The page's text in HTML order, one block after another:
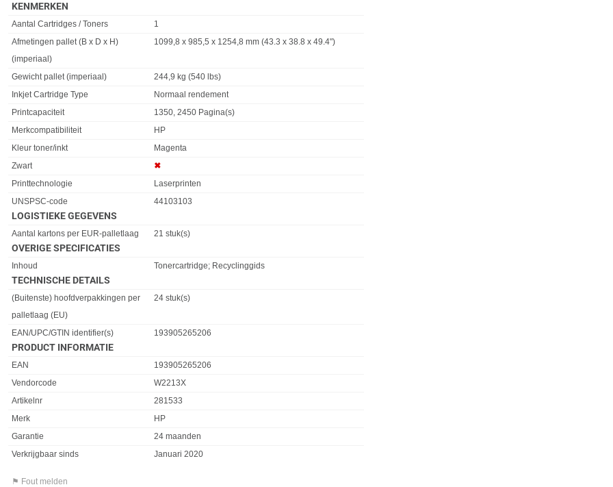
KENMERKEN
Eigenschap Waarde
Aantal Cartridges / Toners
1
Afmetingen pallet (B x D x H)
(imperiaal)
1099,8 x 985,5 x 1254,8 mm (43.3 x 38.8 x 49.4")
Gewicht pallet (imperiaal)
244,9 kg (540 lbs)
Inkjet Cartridge Type
Normaal rendement
Printcapaciteit
1350, 2450 Pagina(s)
Merkcompatibiliteit
HP
Kleur toner/inkt
Magenta
Zwart
✖︎
Printtechnologie
Laserprinten
UNSPSC-code
44103103
LOGISTIEKE GEGEVENS
Eigenschap Waarde
Aantal kartons per EUR-palletlaag 21 stuk(s)
OVERIGE SPECIFICATIES
Eigenschap
Inhoud Tonercartridge; Recyclinggids
TECHNISCHE DETAILS
Eigenschap Waarde
(Buitenste) hoofdverpakkingen per
palletlaag (EU)
24 stuk(s)
EAN/UPC/GTIN identifier(s) 193905265206
PRODUCT INFORMATIE
EAN
193905265206
Vendorcode
W2213X
Artikelnr
281533
Merk
HP
Garantie
24 maanden
Verkrijgbaar sinds
Januari 2020
⚑ Fout melden